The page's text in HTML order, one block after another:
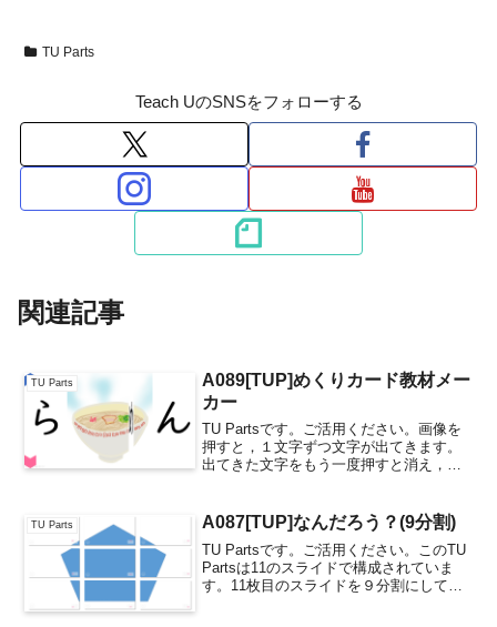
TU Parts
Teach UのSNSをフォローする
関連記事
TU Parts
A089[TUP]めくりカード教材メー
カー
TU Partsです。ご活用ください。画像を
押すと，１文字ずつ文字が出てきます。
出てきた文字をもう一度押すと消え，そ
字バージョンまであります。スライド２
枚１ペア...
TU Parts A087[TUP]なんだろう？(9分割)
TU Partsです。ご活用ください。このTU
Partsは11のスライドで構成されていま
す。11枚目のスライドを９分割にして表